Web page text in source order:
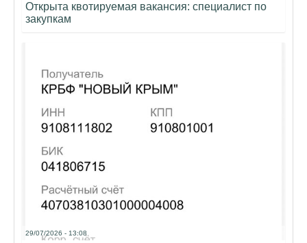
Открыта квотируемая вакансия: специалист по
закупкам
29/07/2026 - 13:08